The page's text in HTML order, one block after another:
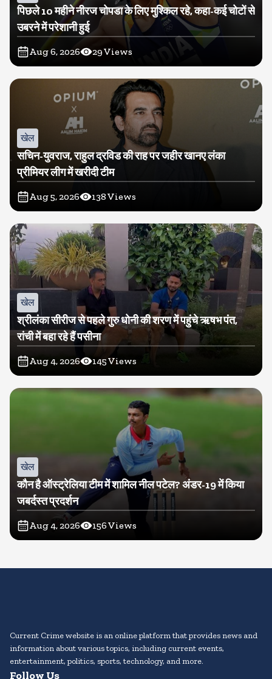
पिछले 10 महीने नीरज चोपडा के लिए मुश्किल रहे, कहा-कई चोटों से
उबरने में परेशानी हुई
Aug 6, 2026 29Views
खेल
सचिन-युवराज, राहुल द्रविड की राह पर जहीर खानए लंका
प्रीमियर लीग में खरीदी टीम
Aug 5, 2026 138Views
खेल
श्रीलंका सीरीज से पहले गुरु धोनी की शरण में पहुंचे ऋषभ पंत,
रांची में बहा रहे हैं पसीना
Aug 4, 2026 145Views
खेल
कौन है ऑस्ट्रेलिया टीम में शामिल नील पटेल? अंडर-19 में किया
जबर्दस्त प्रदर्शन
Aug 4, 2026 156Views
Current Crime website is an online platform that provides news and
information about various topics, including current events,
entertainment, politics, sports, technology, and more.
Follow Us